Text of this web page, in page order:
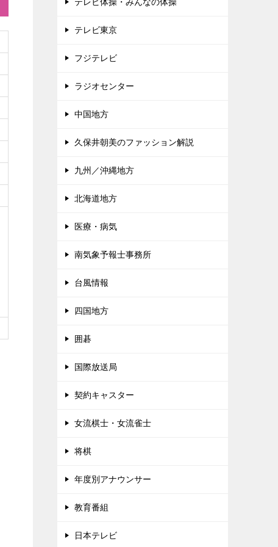
テレビ東京
フジテレビ
ラジオセンター
中国地方
久保井朝美のファッション解説
九州／沖縄地方
北海道地方
医療・病気
南気象予報士事務所
台風情報
四国地方
囲碁
国際放送局
契約キャスター
女流棋士・女流雀士
将棋
年度別アナウンサー
教育番組
日本テレビ